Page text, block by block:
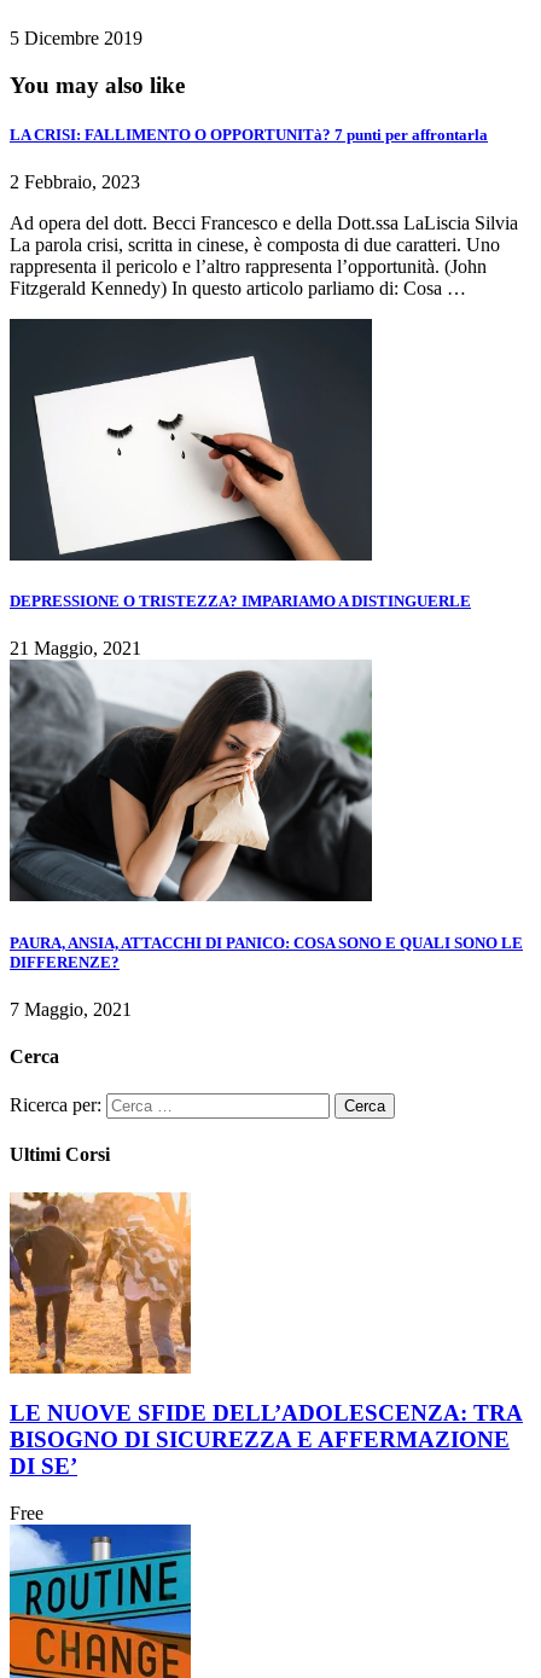
5 Dicembre 2019
You may also like
LA CRISI: FALLIMENTO O OPPORTUNITà? 7 punti per affrontarla
2 Febbraio, 2023
Ad opera del dott. Becci Francesco e della Dott.ssa LaLiscia Silvia
La parola crisi, scritta in cinese, è composta di due caratteri. Uno
rappresenta il pericolo e l’altro rappresenta l’opportunità. (John
Fitzgerald Kennedy) In questo articolo parliamo di: Cosa …
DEPRESSIONE O TRISTEZZA? IMPARIAMO A DISTINGUERLE
21 Maggio, 2021
PAURA, ANSIA, ATTACCHI DI PANICO: COSA SONO E QUALI SONO LE
DIFFERENZE?
7 Maggio, 2021
Cerca
Ricerca per:
Ultimi Corsi
LE NUOVE SFIDE DELL’ADOLESCENZA: TRA
BISOGNO DI SICUREZZA E AFFERMAZIONE
DI SE’
Free